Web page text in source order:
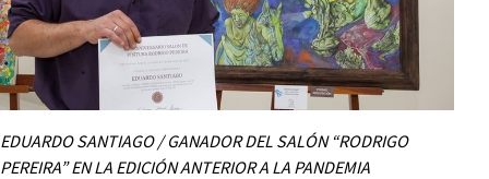
EDUARDO SANTIAGO / GANADOR DEL SALÓN “RODRIGO
PEREIRA” EN LA EDICIÓN ANTERIOR A LA PANDEMIA